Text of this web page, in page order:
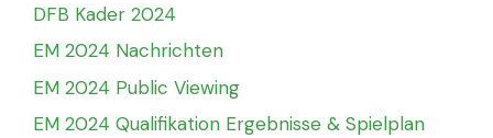
DFB Kader 2024
EM 2024 Nachrichten
EM 2024 Public Viewing
EM 2024 Qualifikation Ergebnisse & Spielplan